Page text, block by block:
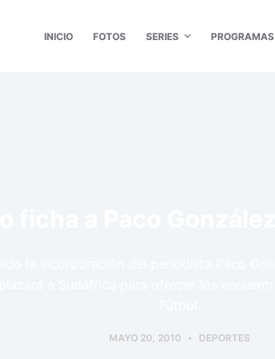
INICIO FOTOS SERIES PROGRAMAS
MAYO 20, 2010 DEPORTES